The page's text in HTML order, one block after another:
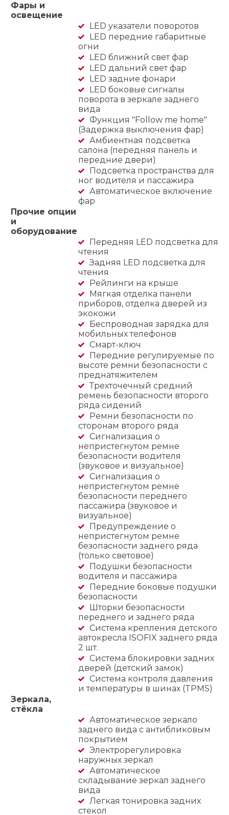
Фары и
освещение
LED указатели поворотов
LED передние габаритные
огни
LED ближний свет фар
LED дальний свет фар
LED задние фонари
LED боковые сигналы
поворота в зеркале заднего
вида
Функция "Follow me home"
(Задержка выключения фар)
Амбиентная подсветка
салона (передняя панель и
передние двери)
Подсветка пространства для
ног водителя и пассажира
Автоматическое включение
фар
Прочие опции
и
оборудование
Передняя LED подсветка для
чтения
Задняя LED подсветка для
чтения
Рейлинги на крыше
Мягкая отделка панели
приборов, отделка дверей из
экокожи
Беспроводная зарядка для
мобильных телефонов
Смарт-ключ
Передние регулируемые по
высоте ремни безопасности с
преднатяжителем
Трехточечный средний
ремень безопасности второго
ряда сидений
Ремни безопасности по
сторонам второго ряда
Сигнализация о
непристегнутом ремне
безопасности водителя
(звуковое и визуальное)
Сигнализация о
непристегнутом ремне
безопасности переднего
пассажира (звуковое и
визуальное)
Предупреждение о
непристегнутом ремне
безопасности заднего ряда
(только световое)
Подушки безопасности
водителя и пассажира
Передние боковые подушки
безопасности
Шторки безопасности
переднего и заднего ряда
Система крепления детского
автокресла ISOFIX заднего ряда
2 шт.
Система блокировки задних
дверей (детский замок)
Система контроля давления
и температуры в шинах (TPMS)
Зеркала,
стёкла
Автоматическое зеркало
заднего вида с антибликовым
покрытием
Электрорегулировка
наружных зеркал
Автоматическое
складывание зеркал заднего
вида
Легкая тонировка задних
стекол